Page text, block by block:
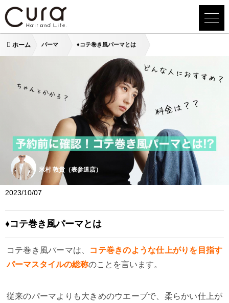
ホーム パーマ ♦︎コテ巻き風パーマとは
米村 敦貴（表参道店）
2023/10/07
♦︎コテ巻き風パーマとは
コテ巻き風パーマは、 コテ巻きのような仕上がりを目指す
パーマスタイルの総称のことを言います。
従来のパーマよりも大きめのウエーブで、柔らかい仕上が